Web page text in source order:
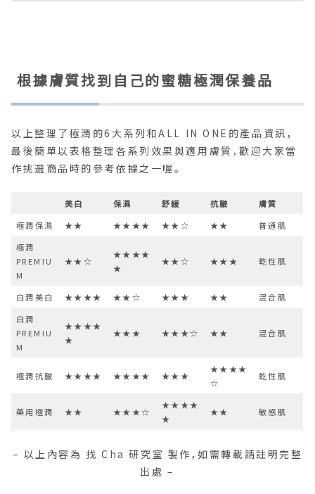
根據膚質找到自己的蜜糖極潤保養品
以上整理了極潤的6大系列和ALL IN ONE的產品資訊，
最後簡單以表格整理各系列效果與適用膚質，歡迎大家當
作挑選商品時的參考依據之一喔。
美白 保濕 舒緩 抗皺
膚質
極潤保濕
★★ ★★★★ ★★☆ ★★
普通肌
極潤
PREMIU
M
★★☆
★★★★
★
★★☆ ★★★ 乾性肌
白潤美白 ★★★★ ★★☆ ★★★ ★★
混合肌
白潤
PREMIU
M
★★★★
★
★★★ ★★★☆ ★★ 混合肌
極潤抗皺 ★★★★ ★★★★ ★★★
★★★★
☆
乾性肌
藥用極潤 ★★ ★★★☆
★★★★
★
★★ 敏感肌
– 以上內容為 找 Cha 研究室 製作，如需轉載請註明完整
出處 –